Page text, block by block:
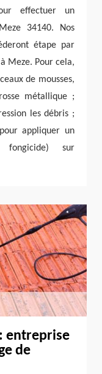
effectuer un
34140. Nos
étape par
Meze. Pour cela,
de mousses,
métallique ;
les débris ;
appliquer un
fongicide) sur
entreprise
de